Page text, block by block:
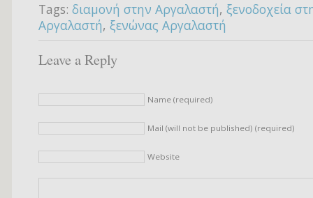
Tags: διαμονή στην Αργαλαστή, ξενοδοχεία
Αργαλαστή, ξενώνας Αργαλαστή
Leave a Reply
Name (required)
Mail (will not be published) (required)
Website